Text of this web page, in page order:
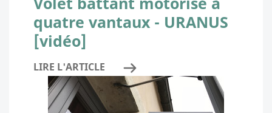
quatre vantaux - URANUS
[vidéo]
LIRE L'ARTICLE